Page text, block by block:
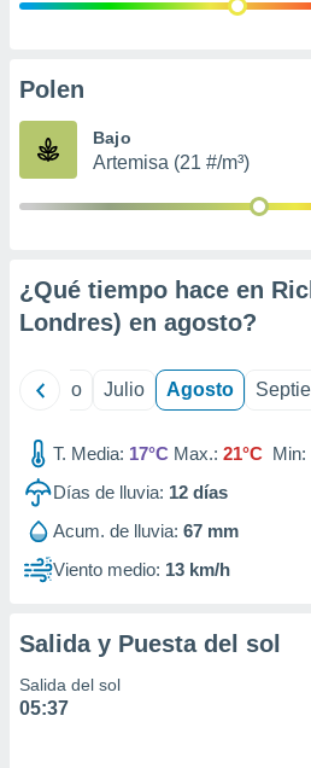
publicidad
de
Polen
Bajo
Artemisa (21 #/m³)
¿Qué tiempo hace en
Londres) en agosto?
Junio Julio Agosto
T. Media: 17°C Max.: 21°C Min:
Días de lluvia: 12 días
Acum. de lluvia: 67 mm
Viento medio: 13 km/h
Salida y Puesta del sol
Salida del sol
05:37